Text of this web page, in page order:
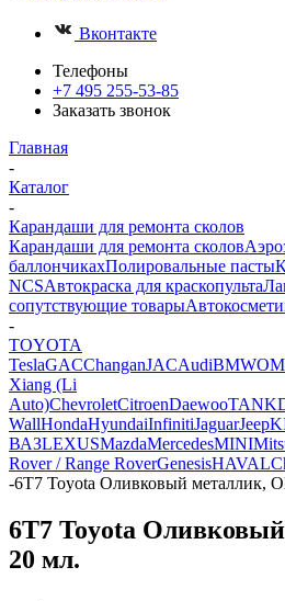
Вконтакте
Телефоны
+7 495 255-53-85
Заказать звонок
Главная
-
Каталог
-
Карандаши для ремонта сколов
Карандаши для ремонта сколов
баллончикахПолировальные пасты
NCSАвтокраска для краскопульта
сопутствующие товары
-
TOYOTA
TeslaGACChanganJACAudiBMW
Xiang (Li
Auto)ChevroletCitroenDaewooTANK
WallHondaHyundaiInfinitiJaguarJeep
ВАЗLEXUSMazdaMercedesMINI
Rover / Range RoverGenesisHAVAL
-6T7 Toyota Оливковый металлик,
6T7 Toyota
20 мл.